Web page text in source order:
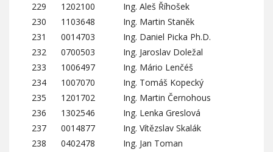
229
1202100
Ing. Aleš Říhošek
230
1103648
Ing. Martin Staněk
231
0014703
Ing. Daniel Picka Ph.D.
232
0700503
Ing. Jaroslav Doležal
233
1006497
Ing. Mário Lenčéš
234
1007070
Ing. Tomáš Kopecký
235
1201702
Ing. Martin Černohous
236
1302546
Ing. Lenka Greslová
237
0014877
Ing. Vítězslav Skalák
238
0402478
Ing. Jan Toman